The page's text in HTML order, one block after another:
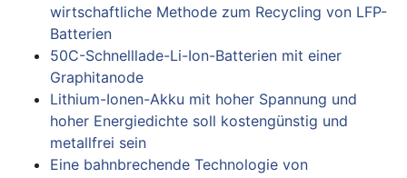
wirtschaftliche Methode zum Recycling von LFP-
Batterien
50C-Schnelllade-Li-Ion-Batterien mit einer
Graphitanode
Lithium-Ionen-Akku mit hoher Spannung und
hoher Energiedichte soll kostengünstig und
metallfrei sein
Eine bahnbrechende Technologie von